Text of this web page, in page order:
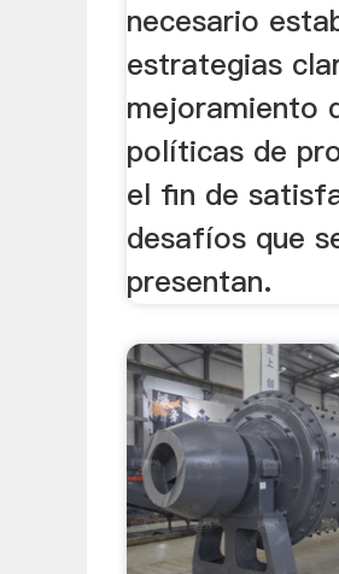
necesario
estrategias
mejoramiento
políticas de
el fin de
desafíos que
presentan.